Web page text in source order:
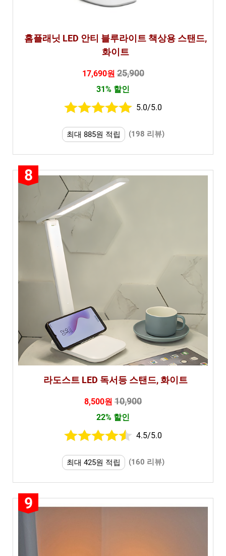
홈플래닛 LED 안티 블루라이트 책상용 스탠드,
화이트
17,690원25,900
31% 할인
5.0/5.0
최대 885원 적립 (198 리뷰)
8
라도스트 LED 독서등 스탠드, 화이트
8,500원 10,900
22% 할인
4.5/5.0
최대 425원 적립 (160 리뷰)
9